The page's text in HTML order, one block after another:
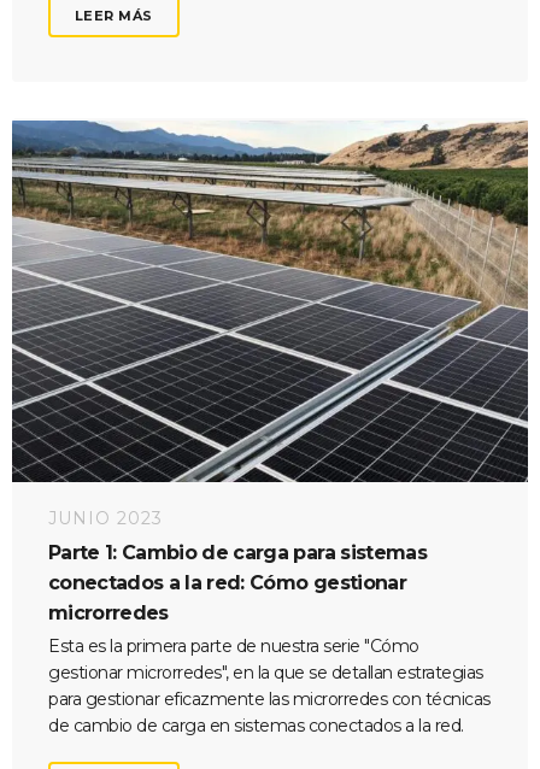
LEER MÁS
JUNIO 2023
Parte 1: Cambio de carga para sistemas
conectados a la red: Cómo gestionar
microrredes
Esta es la primera parte de nuestra serie "Cómo
gestionar microrredes", en la que se detallan estrategias
para gestionar eficazmente las microrredes con técnicas
de cambio de carga en sistemas conectados a la red.